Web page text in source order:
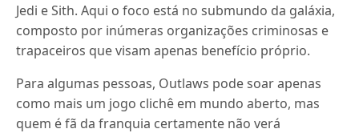
Jedi e Sith. Aqui o foco está no submundo da galáxia,
composto por inúmeras organizações criminosas e
trapaceiros que visam apenas benefício próprio.
Para algumas pessoas, Outlaws pode soar apenas
como mais um jogo clichê em mundo aberto, mas
quem é fã da franquia certamente não verá